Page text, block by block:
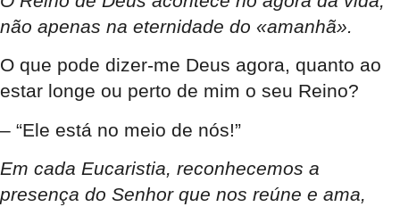
não apenas na eternidade do «amanhã».
O que pode dizer-me Deus agora, quanto ao
estar longe ou perto de mim o seu Reino?
– “Ele está no meio de nós!”
Em cada Eucaristia, reconhecemos a
presença do Senhor que nos reúne e ama,